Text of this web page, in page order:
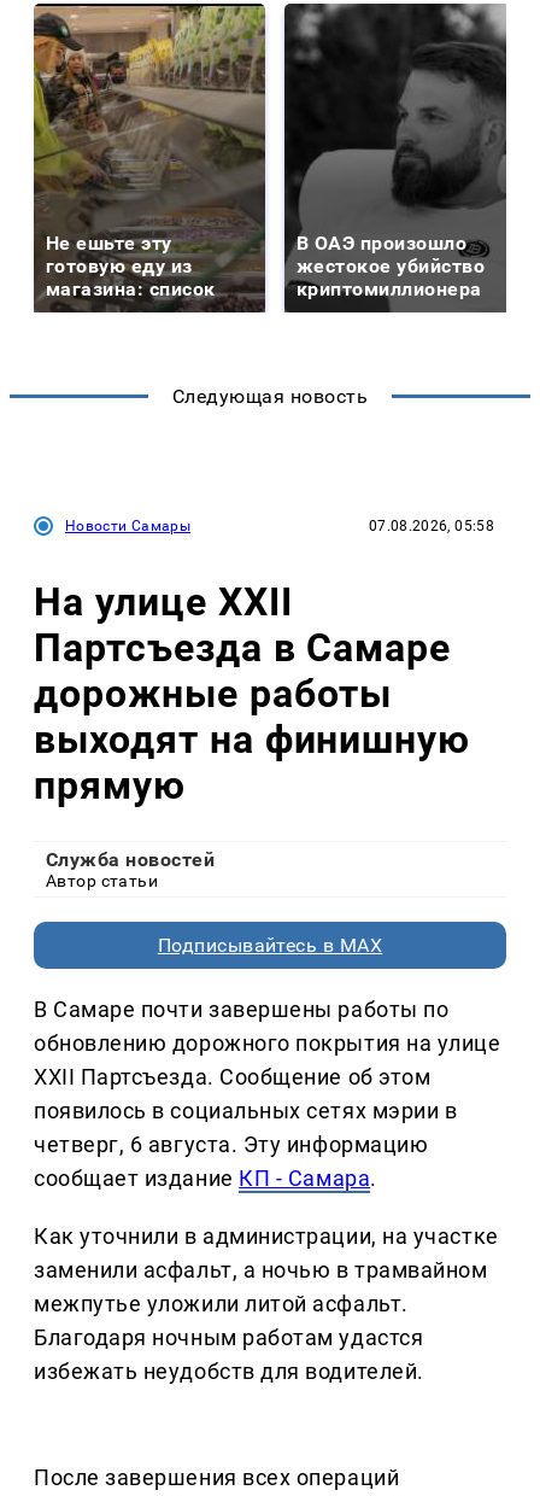
Не ешьте эту
готовую еду из
магазина: список
В ОАЭ произошло
жестокое убийство
криптомиллионера
Следующая новость
Новости Самары 07.08.2026, 05:58
На улице XXII
Партсъезда в Самаре
дорожные работы
выходят на финишную
прямую
Служба новостей
Автор статьи
Подписывайтесь в MAX
В Самаре почти завершены работы по
обновлению дорожного покрытия на улице
XXII Партсъезда. Сообщение об этом
появилось в социальных сетях мэрии в
четверг, 6 августа. Эту информацию
сообщает издание КП - Самара.
Как уточнили в администрации, на участке
заменили асфальт, а ночью в трамвайном
межпутье уложили литой асфальт.
Благодаря ночным работам удастся
избежать неудобств для водителей.
После завершения всех операций